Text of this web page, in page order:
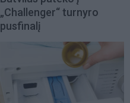
„Challenger“ turnyro
pusfinalį